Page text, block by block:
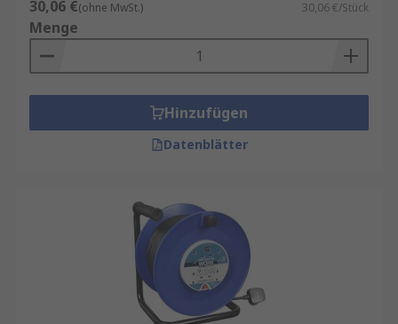
Spannungsspitzen.
Buchsen mit Schalter:
Einige Modelle verfügen
30,06 €(ohne MwSt.) 30,06 €/Stück
Menge
Hinzufügen
Datenblätter